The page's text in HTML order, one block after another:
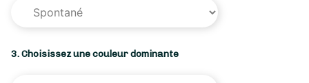
3. Choisissez une couleur dominante